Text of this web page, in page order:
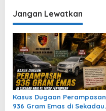
g
a
s
i
p
o
s
Jangan Lewatkan
Kasus Dugaan Perampasan
936 Gram Emas di Sekadau